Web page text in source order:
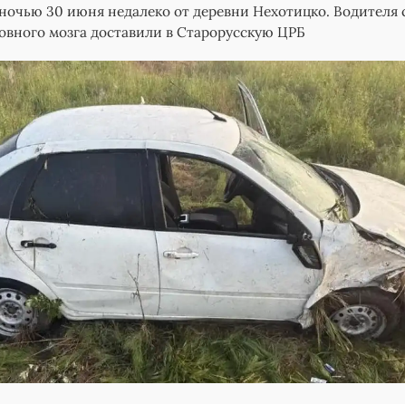
30 июня недалеко от деревни Нехотицко. Водителя
мозга доставили в Старорусскую ЦРБ